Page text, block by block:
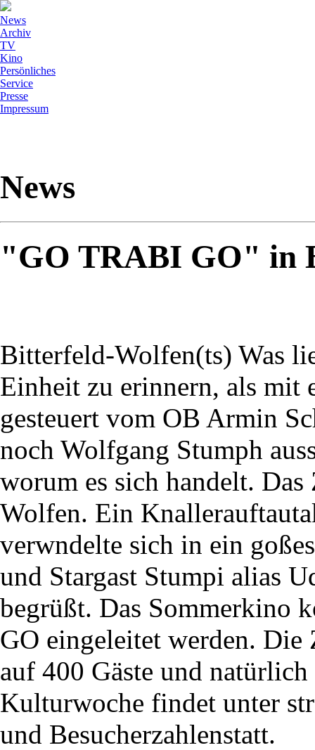
News
Archiv
TV
Kino
Persönliches
Service
Presse
Impressum
News
"GO TRABI GO" in
Bitterfeld-Wolfen(ts) Was
Einheit zu erinnern, als mit
gesteuert vom OB Armin
noch Wolfgang Stumph
worum es sich handelt.
Wolfen. Ein
verwndelte sich in ein
und Stargast Stumpi alias
begrüßt. Das Sommerkino
GO eingeleitet werden. Die
auf 400 Gäste und
Kulturwoche findet unter
und Besucherzahlenstatt.